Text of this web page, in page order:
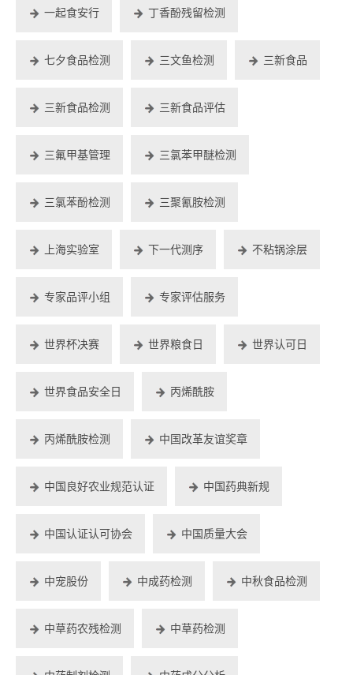
一起食安行 丁香酚残留检测
七夕食品检测 三文鱼检测 三新食品
三新食品检测 三新食品评估
三氟甲基管理 三氯苯甲醚检测
三氯苯酚检测 三聚氰胺检测
上海实验室 下一代测序 不粘锅涂层
专家品评小组 专家评估服务
世界杯决赛 世界粮食日 世界认可日
世界食品安全日 丙烯酰胺
丙烯酰胺检测 中国改革友谊奖章
中国良好农业规范认证 中国药典新规
中国认证认可协会 中国质量大会
中宠股份 中成药检测 中秋食品检测
中草药农残检测 中草药检测